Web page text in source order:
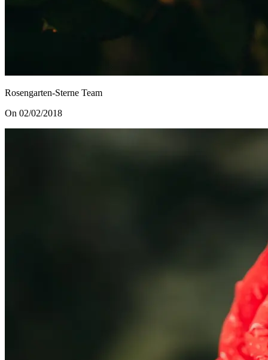
Rosengarten-Sterne Team
On 02/02/2018